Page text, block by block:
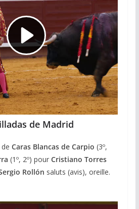
de Madrid
Caras Blancas de Carpio (3º,
(1º, 2º) pour Cristiano Torres
Rollón saluts (avis), oreille.